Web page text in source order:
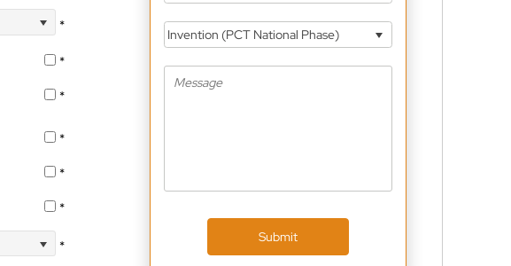
*
*
*
*
*
*
*
Invention (PCT National Phase)
Submit